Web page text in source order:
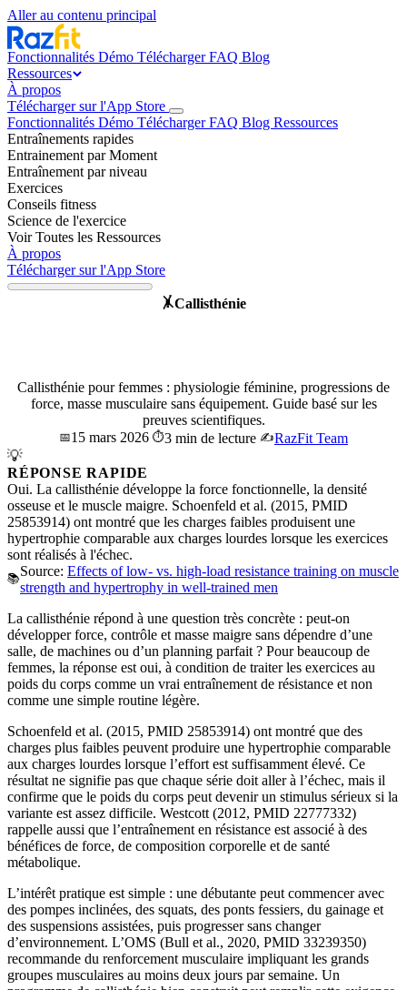
Aller au contenu principal
Fonctionnalités Démo TéléchargerFAQ Blog
Ressources
À propos
Télécharger sur l'App Store
Fonctionnalités Démo TéléchargerFAQ Blog Ressources
Entraînements rapides
Entrainement par Moment
Entraînement par niveau
Exercices
Conseils fitness
Science de l'exercice
Voir Toutes les Ressources
À propos
Télécharger sur l'App Store
🤸Callisthénie
Callisthénie pour femmes : physiologie féminine, progressions de
force, masse musculaire sans équipement. Guide basé sur les
preuves scientifiques.
📅15 mars 2026 ⏱️3 min de lecture ✍️RazFit Team
💡
RÉPONSE RAPIDE
Oui. La callisthénie développe la force fonctionnelle, la densité
osseuse et le muscle maigre. Schoenfeld et al. (2015, PMID
25853914) ont montré que les charges faibles produisent une
hypertrophie comparable aux charges lourdes lorsque les exercices
sont réalisés à l'échec.
📚Source: Effects of low- vs. high-load resistance training on muscle
strength and hypertrophy in well-trained men
La callisthénie répond à une question très concrète : peut-on
développer force, contrôle et masse maigre sans dépendre d’une
salle, de machines ou d’un planning parfait ? Pour beaucoup de
femmes, la réponse est oui, à condition de traiter les exercices au
poids du corps comme un vrai entraînement de résistance et non
comme une simple routine légère.
Schoenfeld et al. (2015, PMID 25853914) ont montré que des
charges plus faibles peuvent produire une hypertrophie comparable
aux charges lourdes lorsque l’effort est suffisamment élevé. Ce
résultat ne signifie pas que chaque série doit aller à l’échec, mais il
confirme que le poids du corps peut devenir un stimulus sérieux si la
variante est assez difficile. Westcott (2012, PMID 22777332)
rappelle aussi que l’entraînement en résistance est associé à des
bénéfices de force, de composition corporelle et de santé
métabolique.
L’intérêt pratique est simple : une débutante peut commencer avec
des pompes inclinées, des squats, des ponts fessiers, du gainage et
des suspensions assistées, puis progresser sans changer
d’environnement. L’OMS (Bull et al., 2020, PMID 33239350)
recommande du renforcement musculaire impliquant les grands
groupes musculaires au moins deux jours par semaine. Un